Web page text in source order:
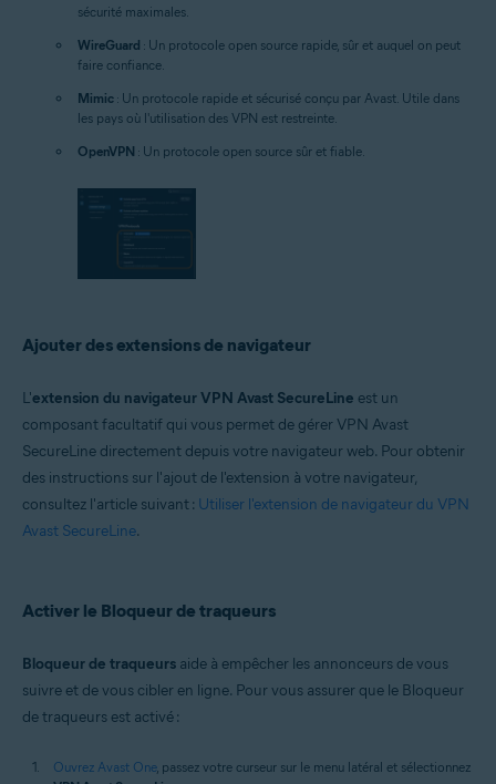
sécurité maximales.
WireGuard : Un protocole open source rapide, sûr et auquel on peut
faire confiance.
Mimic : Un protocole rapide et sécurisé conçu par Avast. Utile dans
les pays où l'utilisation des VPN est restreinte.
OpenVPN : Un protocole open source sûr et fiable.
Ajouter des extensions de navigateur
L'extension du navigateur VPN Avast SecureLine est un
composant facultatif qui vous permet de gérer VPN Avast
SecureLine directement depuis votre navigateur web. Pour obtenir
des instructions sur l'ajout de l'extension à votre navigateur,
consultez l'article suivant : Utiliser l'extension de navigateur du VPN
Avast SecureLine.
Activer le Bloqueur de traqueurs
Bloqueur de traqueurs aide à empêcher les annonceurs de vous
suivre et de vous cibler en ligne. Pour vous assurer que le Bloqueur
de traqueurs est activé :
Ouvrez Avast One, passez votre curseur sur le menu latéral et sélectionnez